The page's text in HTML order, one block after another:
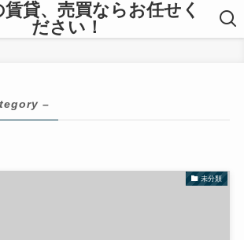
貸、売買ならお任せく
ださい！
–
未分類